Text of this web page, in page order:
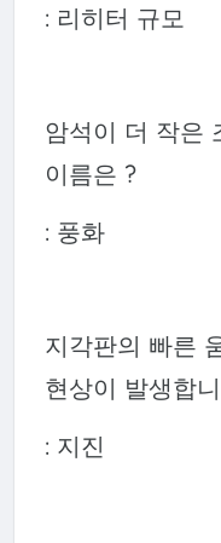
: 리히터 규모
암석이 더 작은
이름은 ?
: 풍화
지각판의 빠른
현상이 발생합
: 지진